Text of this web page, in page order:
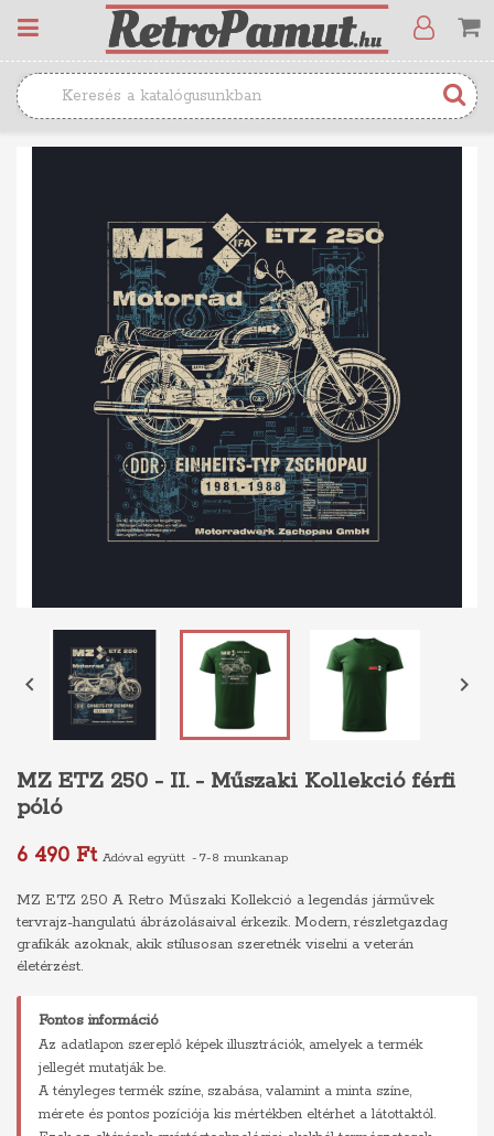
 
MZ ETZ 250 - II. - Műszaki Kollekció férfi
póló
6 490 Ft Adóval együtt 7-8 munkanap
MZ ETZ 250 A Retro Műszaki Kollekció a legendás járművek
tervrajz-hangulatú ábrázolásaival érkezik. Modern, részletgazdag
grafikák azoknak, akik stílusosan szeretnék viselni a veterán
életérzést.
Fontos információ
Az adatlapon szereplő képek illusztrációk, amelyek a termék
jellegét mutatják be.
A tényleges termék színe, szabása, valamint a minta színe,
mérete és pontos pozíciója kis mértékben eltérhet a látottaktól.